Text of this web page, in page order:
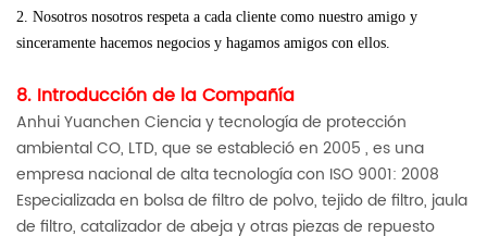
2. Nosotros nosotros respeta a cada cliente como nuestro amigo y
sinceramente hacemos negocios y hagamos amigos con ellos.
8. Introducción de la Compañía
Anhui Yuanchen Ciencia y tecnología de protección
ambiental CO, LTD, que se estableció en 2005 , es una
empresa nacional de alta tecnología con ISO 9001: 2008
Especializada en bolsa de filtro de polvo, tejido de filtro, jaula
de filtro, catalizador de abeja y otras piezas de repuesto